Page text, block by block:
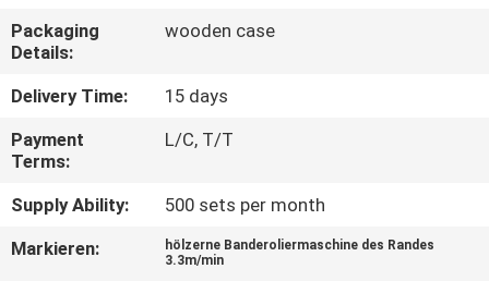
TRETEN
SIE
MIT
UNS
IN
VERBINDUNG
Packaging
Details:
wooden case
Delivery Time:
15 days
Payment
Terms:
L/C, T/T
Supply Ability:
500 sets per month
Markieren:
hölzerne Banderoliermaschine des Randes
3.3m/min